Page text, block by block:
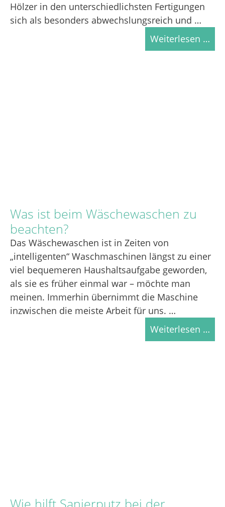
Hölzer in den unterschiedlichsten Fertigungen
sich als besonders abwechslungsreich und …
Weiterlesen …
Was ist beim Wäschewaschen zu
beachten?
Das Wäschewaschen ist in Zeiten von
„intelligenten“ Waschmaschinen längst zu einer
viel bequemeren Haushaltsaufgabe geworden,
als sie es früher einmal war – möchte man
meinen. Immerhin übernimmt die Maschine
inzwischen die meiste Arbeit für uns. …
Weiterlesen …